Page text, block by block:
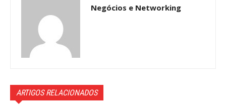
Negócios e Networking
ARTIGOS RELACIONADOS